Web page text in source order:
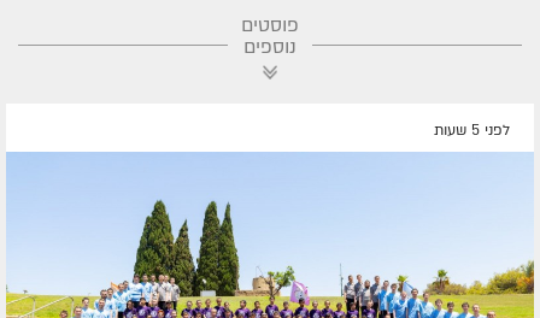
פוסטים
נוספים
לפני 5 שעות